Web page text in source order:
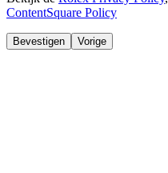
ContentSquare Policy
Bevestigen Vorige